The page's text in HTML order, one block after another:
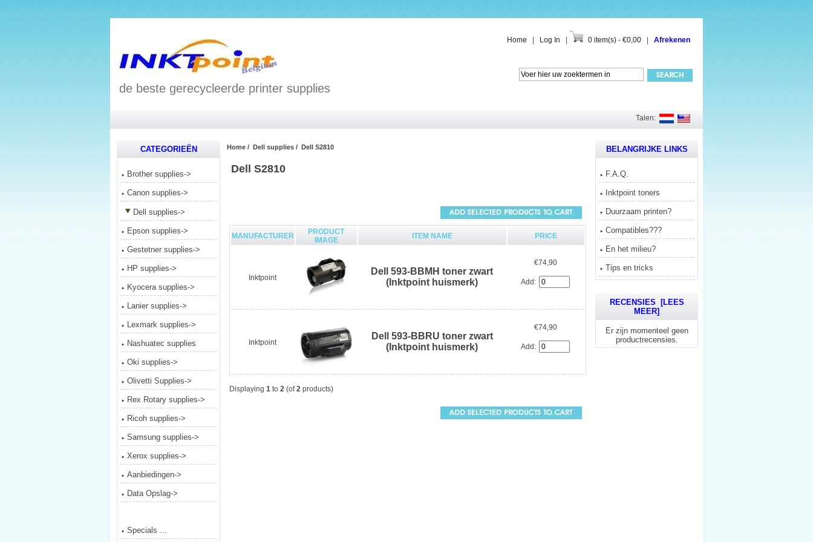
Home Log In 0 item(s) - €0,00 Afrekenen
de beste gerecycleerde printer supplies
Talen:
CATEGORIEËN
Brother supplies->
Canon supplies->
Dell supplies->
Epson supplies->
Gestetner supplies->
HP supplies->
Kyocera supplies->
Lanier supplies->
Lexmark supplies->
Nashuatec supplies
Oki supplies->
Olivetti Supplies->
Rex Rotary supplies->
Ricoh supplies->
Samsung supplies->
Xerox supplies->
Aanbiedingen->
Data Opslag->
Specials ...
Home/ Dell supplies/ Dell S2810
Dell S2810
MANUFACTURER
PRODUCT
IMAGE
ITEM NAME PRICE
Inktpoint
Dell 593-BBMH toner zwart
(Inktpoint huismerk)
€74,90
Add:
Inktpoint
Dell 593-BBRU toner zwart
(Inktpoint huismerk)
€74,90
Add:
Displaying 1 to 2 (of2 products)
BELANGRIJKE LINKS
F.A.Q.
Inktpoint toners
Duurzaam printen?
Compatibles???
En het milieu?
Tips en tricks
RECENSIES [LEES
MEER]
Er zijn momenteel geen
productrecensies.